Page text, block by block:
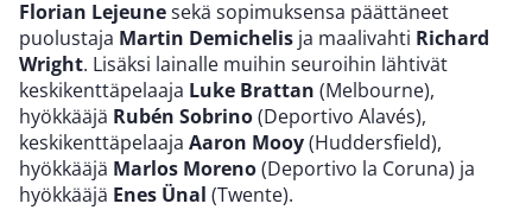
Florian Lejeunesekä sopimuksensa päättäneet
puolustaja Martin Demichelis ja maalivahti Richard
Wright. Lisäksi lainalle muihin seuroihin lähtivät
keskikenttäpelaaja Luke Brattan (Melbourne),
hyökkääjä Rubén Sobrino(Deportivo Alavés),
keskikenttäpelaaja Aaron Mooy(Huddersfield),
hyökkääjä Marlos Moreno(Deportivo la Coruna) ja
hyökkääjä Enes Ünal (Twente).